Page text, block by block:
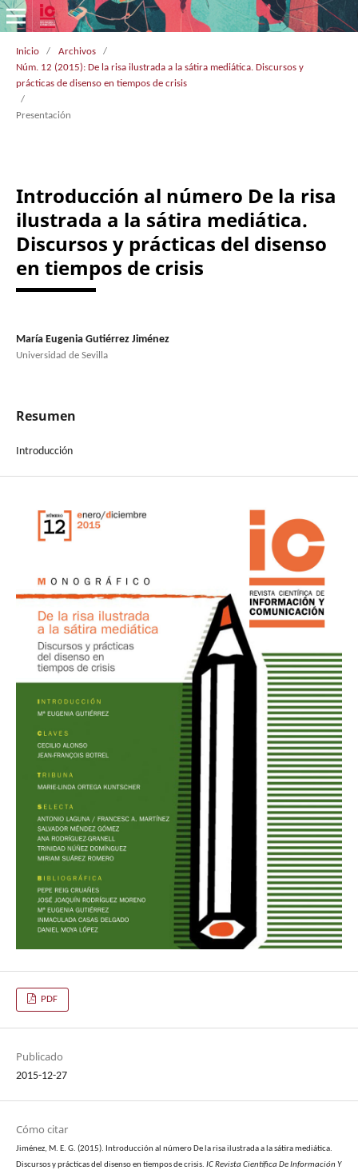
Inicio / Archivos
/
Núm. 12 (2015): De la risa ilustrada a la sátira mediática. Discursos y
prácticas de disenso en tiempos de crisis
/
Presentación
Introducción al número De la risa
ilustrada a la sátira mediática.
Discursos y prácticas del disenso
en tiempos de crisis
María Eugenia Gutiérrez Jiménez
Universidad de Sevilla
Resumen
Introducción
PDF
Publicado
2015-12-27
Cómo citar
Jiménez, M. E. G. (2015). Introducción al número De la risa ilustrada a la sátira mediática.
Discursos y prácticas del disenso en tiempos de crisis. IC Revista Científica De Información Y